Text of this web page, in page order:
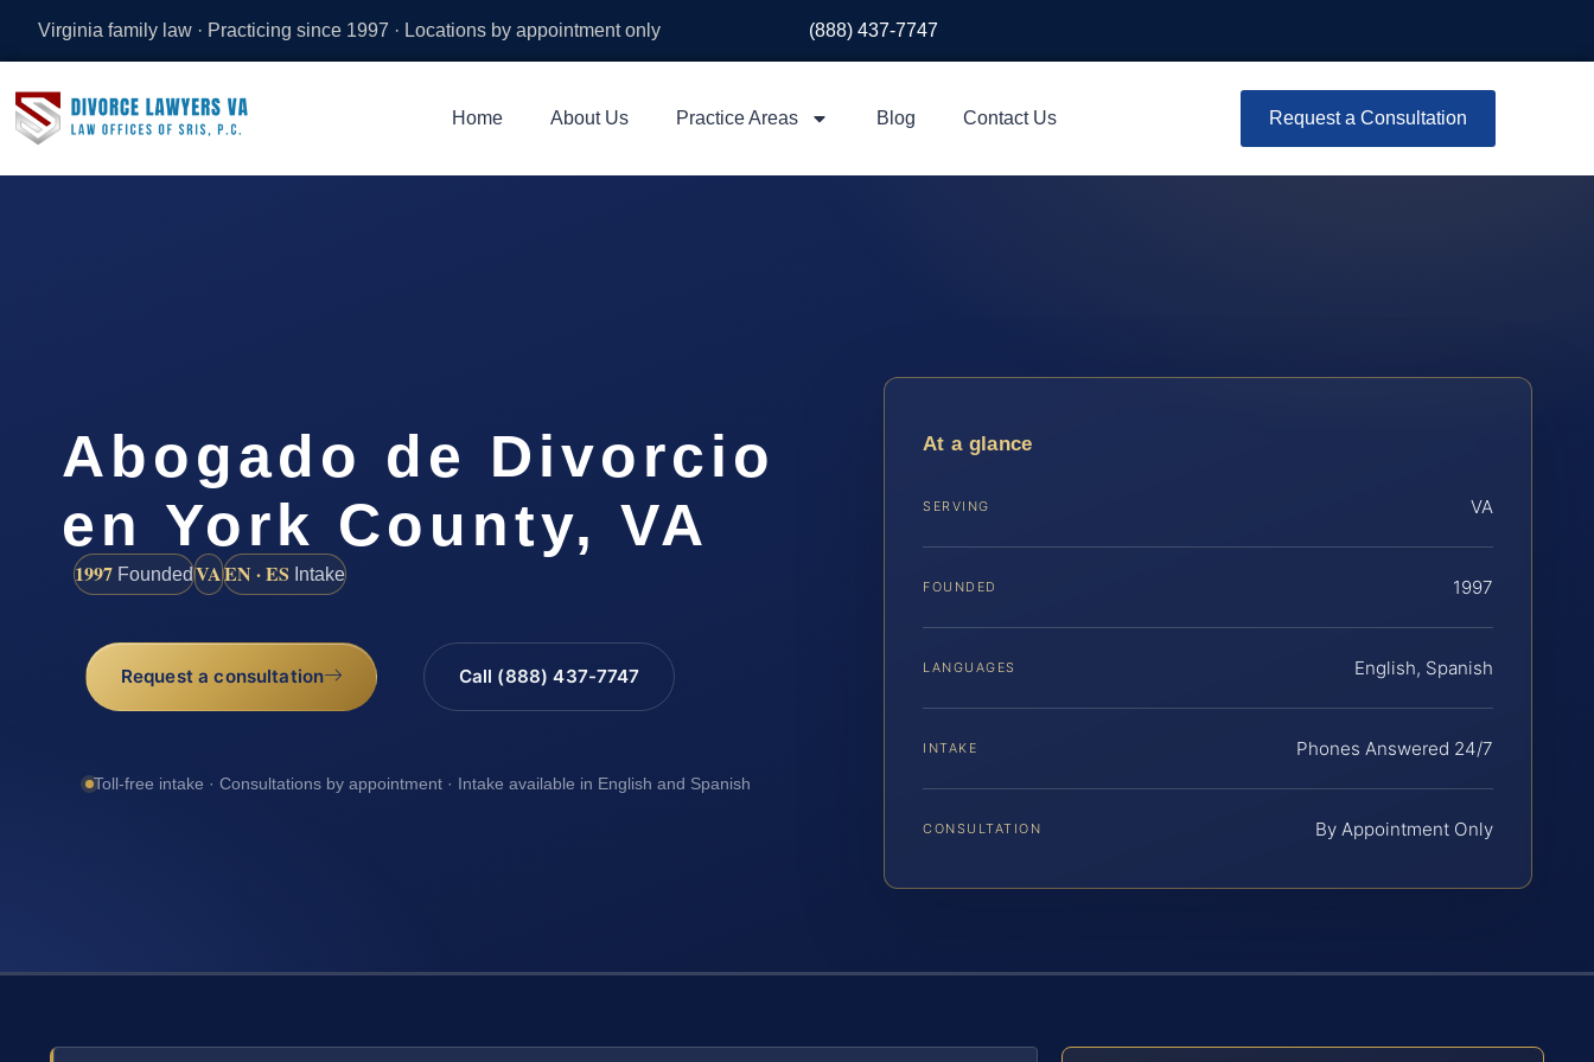
Virginia family law · Practicing since 1997 · Locations by appointment only (888) 437-7747
Home About Us Practice Areas Blog Contact Us Request a Consultation
Abogado de Divorcio
en York County, VA
1997 FoundedVAEN · ES Intake
Request a consultation Call (888) 437-7747
Toll-free intake · Consultations by appointment · Intake available in English and Spanish
At a glance
SERVING VA
FOUNDED 1997
LANGUAGES English, Spanish
INTAKE Phones Answered 24/7
CONSULTATION By Appointment Only